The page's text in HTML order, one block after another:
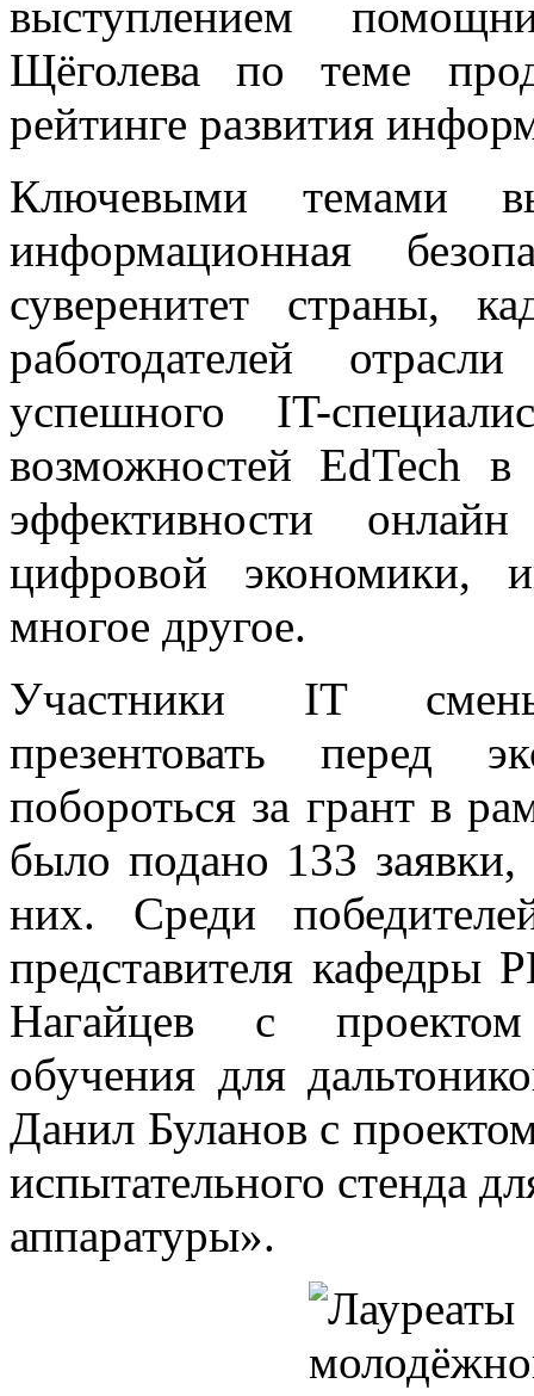
выступлением
Щёголева по теме
рейтинге развития
Ключевыми темами
информационная
суверенитет страны,
работодателей
успешного IT-
возможностей EdTech
эффективности
цифровой экономики,
многое другое.
Участники IT
презентовать перед
побороться за грант в
было подано 133
них. Среди
представителя
Нагайцев с
обучения для
Данил Буланов с
испытательного стенда
аппаратуры».